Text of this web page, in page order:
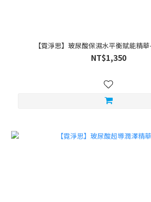
【霓淨思】玻尿酸保濕水平衡賦能精
NT$1,350